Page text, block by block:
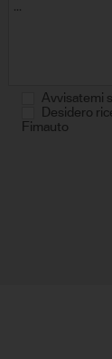
Avvisatemi
Desidero
Fimauto